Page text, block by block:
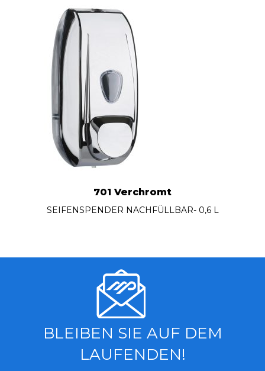
701 Verchromt
SEIFENSPENDER NACHFÜLLBAR- 0,6 L
BLEIBEN SIE AUF DEM
LAUFENDEN!